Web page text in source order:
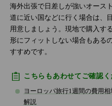
海外出張で日差しが強いオース
道に近い国などに行く場合は、
用意しましょう。現地で購入す
形にフィットしない場合もある
すすめです。
こちらもあわせてご確認
ヨーロッパ旅行1週間の費用
解説